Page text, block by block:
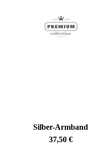
Silber-Armband
37,50 €